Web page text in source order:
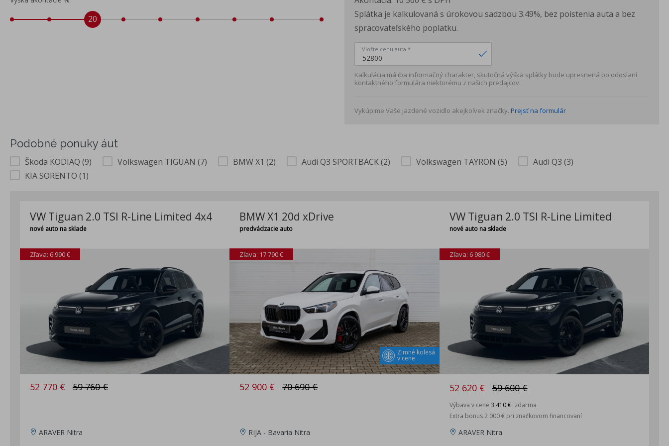
20
Splátka je kalkulovaná s úrokovou sadzbou 3.49%, bez poistenia auta a bez
spracovateľského poplatku.
Vložte cenu auta *
Kalkulácia má iba informačný charakter, skutočná výška splátky bude upresnená po odoslaní
kontaktného formulára niektorému z našich predajcov.
Vykúpime Vaše jazdené vozidlo akejkoľvek značky. Prejsť na formulár
Podobné ponuky áut
Škoda KODIAQ (9) Volkswagen TIGUAN (7) BMW X1 (2) Audi Q3 SPORTBACK (2) Volkswagen TAYRON (5)
Audi Q3 (3)
KIA SORENTO (1)
VW Tiguan 2.0 TSI R-Line Limited 4x4
nové auto na sklade
Zľava: 6 990 €
52 770 € 59 760 €
ARAVER Nitra
BMW X1 20d xDrive
predvádzacie auto
Zimné kolesá
v cene
Zľava: 17 790 €
52 900 € 70 690 €
RIJA - Bavaria Nitra
VW Tiguan 2.0 TSI R-Line Limited
nové auto na sklade
Zľava: 6 980 €
52 620 € 59 600 €
Výbava v cene 3 410 € zdarma
Extra bonus 2 000 € pri značkovom financovaní
ARAVER Nitra